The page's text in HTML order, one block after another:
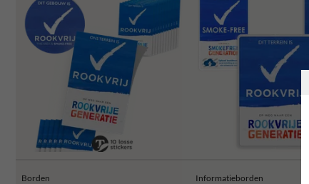
Borden Informatieborden